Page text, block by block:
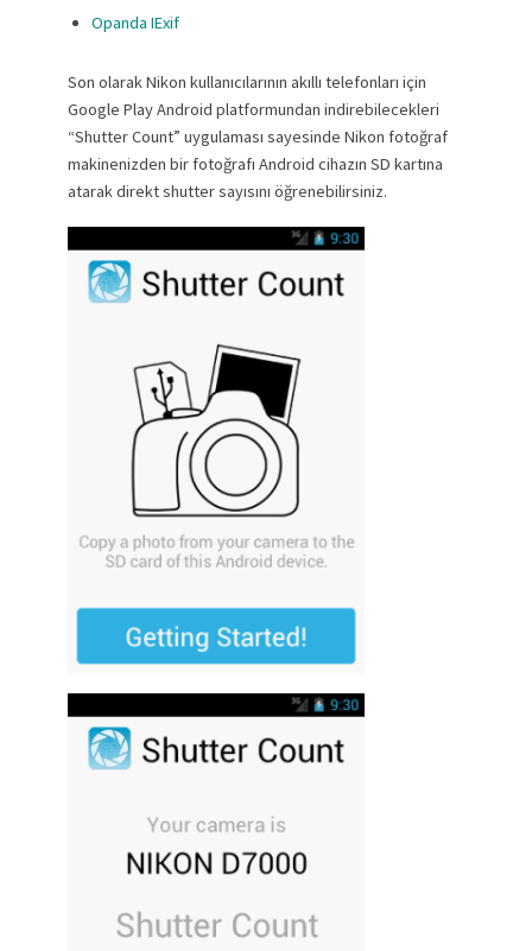
Opanda IExif
Son olarak Nikon kullanıcılarının akıllı telefonları için
Google Play Android platformundan indirebilecekleri
“Shutter Count” uygulaması sayesinde Nikon fotoğraf
makinenizden bir fotoğrafı Android cihazın SD kartına
atarak direkt shutter sayısını öğrenebilirsiniz.